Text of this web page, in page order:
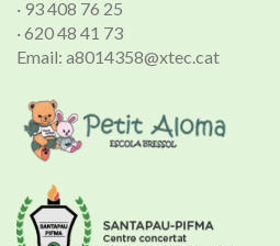
· 93 408 76 25
· 620 48 41 73
Email: a8014358@xtec.cat